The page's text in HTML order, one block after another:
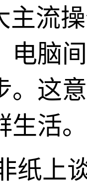
主流
电脑
。这
活。
纸上